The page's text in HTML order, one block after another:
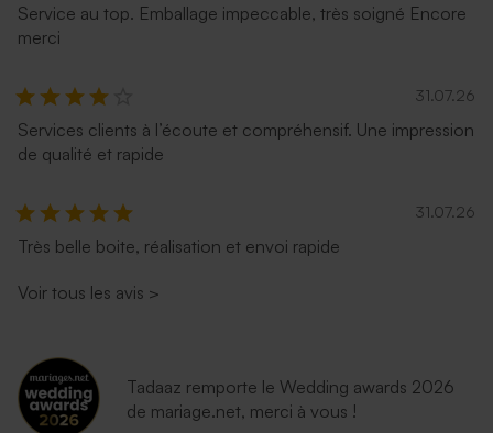
Enveloppe communion
longue rose nude
Enveloppe communion
Service au top. Emballage impeccable, très soigné Encore
merci
31.07.26
Services clients à l’écoute et compréhensif. Une impression
de qualité et rapide
31.07.26
Très belle boite, réalisation et envoi rapide
Voir tous les avis >
Tadaaz remporte le Wedding awards 2026
de mariage.net, merci à vous !